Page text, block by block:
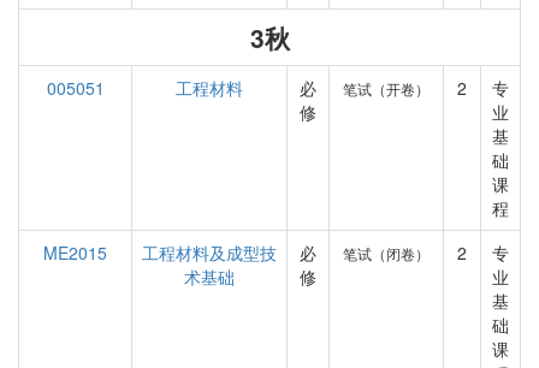
3秋
005051 工程材料
必
修
笔试（开卷） 2
专
业
基
础
课
程
ME2015
工程材料及成型技
术基础
必
修
笔试（闭卷） 2
专
业
基
础
课